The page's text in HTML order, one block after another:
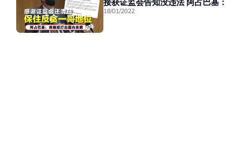
接获证监会告知没
18/01/2022